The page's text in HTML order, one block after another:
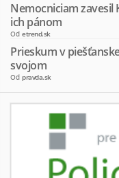
Nemocniciam zavesil
ich pánom
Od etrend.sk
Prieskum v
svojom
Od pravda.sk